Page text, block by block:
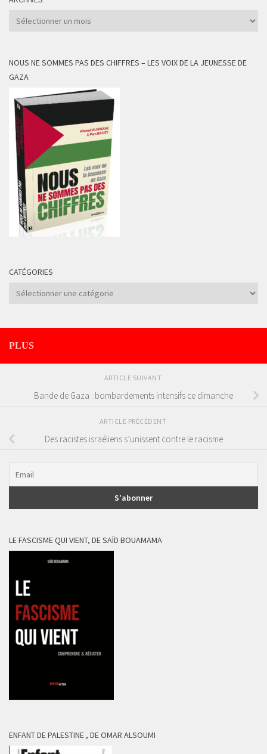
Archives
NOUS NE SOMMES PAS DES CHIFFRES – LES VOIX DE LA JEUNESSE DE
GAZA
CATÉGORIES
Catégories
PLUS
ARTICLE SUIVANT
Bande de Gaza : bombardements intensifs ce dimanche
ARTICLE PRÉCÉDENT
Des racistes israéliens s’unissent contre le racisme
LE FASCISME QUI VIENT, DE SAÏD BOUAMAMA
ENFANT DE PALESTINE , DE OMAR ALSOUMI